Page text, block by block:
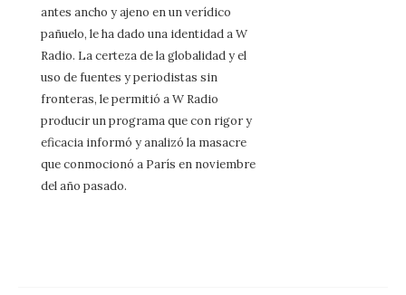
antes ancho y ajeno en un verídico
pañuelo, le ha dado una identidad a W
Radio. La certeza de la globalidad y el
uso de fuentes y periodistas sin
fronteras, le permitió a W Radio
producir un programa que con rigor y
eficacia informó y analizó la masacre
que conmocionó a París en noviembre
del año pasado.